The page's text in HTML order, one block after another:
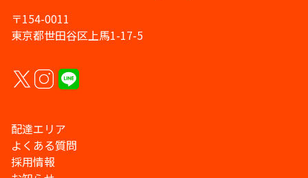
〒154-0011
東京都世田谷区上馬1-17-5
配達エリア
よくある質問
採用情報